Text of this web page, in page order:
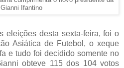
Ifantino
eleições desta sexta-feira, foi o
Asiática de Futebol, o xeque
e tudo foi decidido somente no
obteve 115 dos 104 votos